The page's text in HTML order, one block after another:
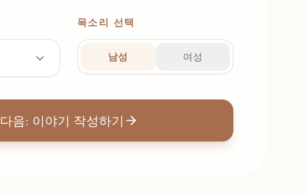
목소리 선택
남성 여성
다음: 이야기 작성하기